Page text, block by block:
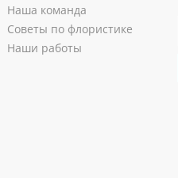
Наша команда
Советы по флористике
Наши работы